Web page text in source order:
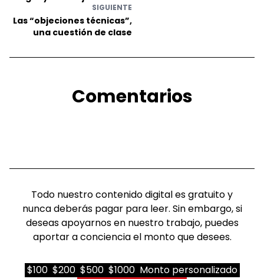
SIGUIENTE
Las “objeciones técnicas”,
una cuestión de clase
Comentarios
Todo nuestro contenido digital es gratuito y
nunca deberás pagar para leer. Sin embargo, si
deseas apoyarnos en nuestro trabajo, puedes
aportar a conciencia el monto que desees.
$100 $200 $500 $1000 Monto personalizado